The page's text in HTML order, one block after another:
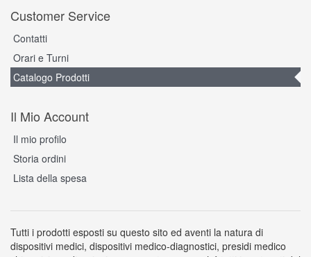
Customer Service
Contatti
Orari e Turni
Catalogo Prodotti
Il Mio Account
Il mio profilo
Storia ordini
Lista della spesa
Tutti i prodotti esposti su questo sito ed aventi la natura di
dispositivi medici, dispositivi medico-diagnostici, presidi medico